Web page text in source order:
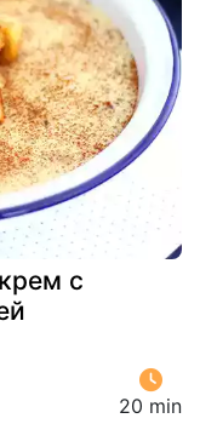
с
20 min